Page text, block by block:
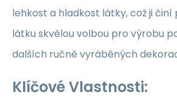
lehkost a hladkost látky, což ji
látku skvělou volbou pro výrobu
dalších ručně vyráběných
Klíčové Vlastnosti: